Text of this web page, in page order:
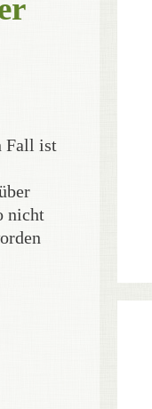
Fall ist
nicht